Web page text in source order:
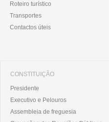
Roteiro turístico
Transportes
Contactos úteis
CONSTITUIÇÃO
Presidente
Executivo e Pelouros
Assembleia de freguesia